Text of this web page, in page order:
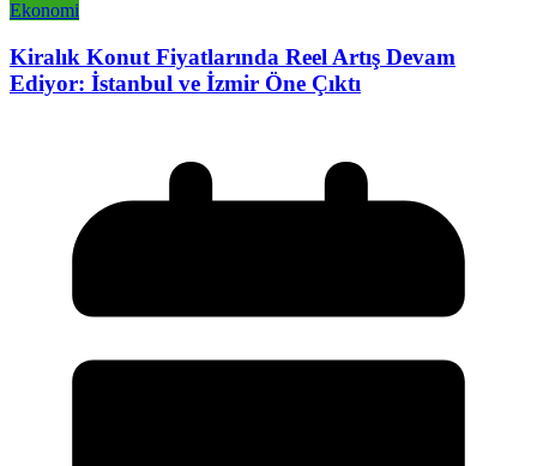
Ekonomi
Kiralık Konut Fiyatlarında Reel Artış Devam
Ediyor: İstanbul ve İzmir Öne Çıktı